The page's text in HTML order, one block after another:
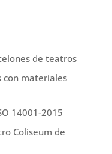
de teatros
con materiales
14001-2015
Coliseum de